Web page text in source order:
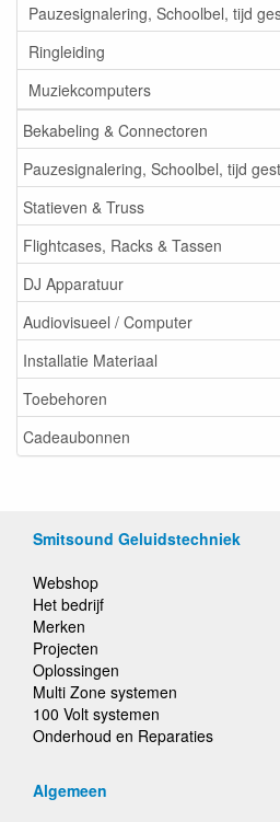
Pauzesignalering, Schoolbel, tijd
Ringleiding
Muziekcomputers
Bekabeling & Connectoren
Pauzesignalering, Schoolbel, tijd
Statieven & Truss
Flightcases, Racks & Tassen
DJ Apparatuur
Audiovisueel / Computer
Installatie Materiaal
Toebehoren
Cadeaubonnen
Smitsound Geluidstechniek
Webshop
Het bedrijf
Merken
Projecten
Oplossingen
Multi Zone systemen
100 Volt systemen
Onderhoud en Reparaties
Algemeen